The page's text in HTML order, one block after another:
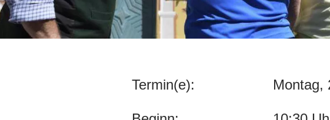
Termin(e): Montag,